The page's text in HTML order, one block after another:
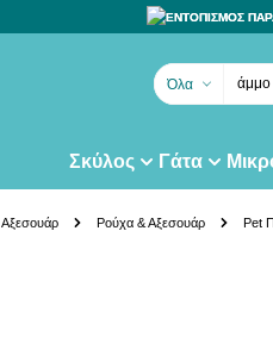
ΕΝΤΟΠΙΣΜΟΣ
Όλα άμμο
Σκύλος Γάτα
Αξεσουάρ Ρούχα & Αξεσουάρ Pet